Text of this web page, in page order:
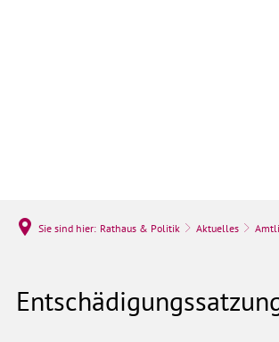
Sie sind hier: Rathaus & Politik Aktuelles